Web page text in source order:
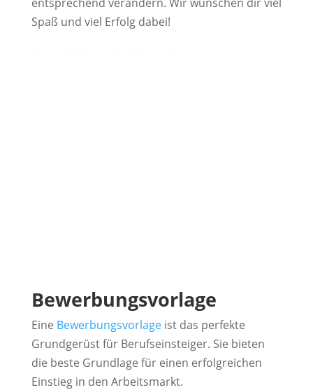
Spaß und viel Erfolg dabei!
Bewerbungsvorlage
Eine Bewerbungsvorlageist das perfekte
Grundgerüst für Berufseinsteiger. Sie bieten
die beste Grundlage für einen erfolgreichen
Einstieg in den Arbeitsmarkt.